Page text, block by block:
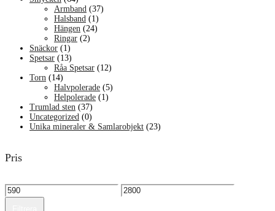
Armband (37)
Halsband (1)
Hängen (24)
Ringar (2)
Snäckor (1)
Spetsar (13)
Råa Spetsar (12)
Torn (14)
Halvpolerade (5)
Helpolerade (1)
Trumlad sten (37)
Uncategorized (0)
Unika mineraler & Samlarobjekt (23)
Pris
Min
pris
Max
pris